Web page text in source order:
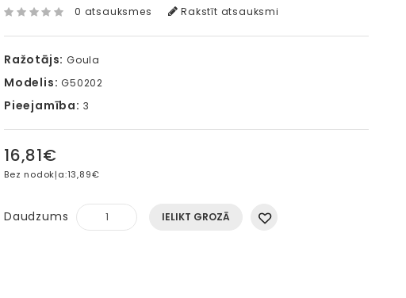
0 atsauksmes Rakstīt atsauksmi
Ražotājs: Goula
Modelis: G50202
Pieejamība: 3
16,81€
Bez nodokļa:13,89€
Daudzums IELIKT GROZĀ